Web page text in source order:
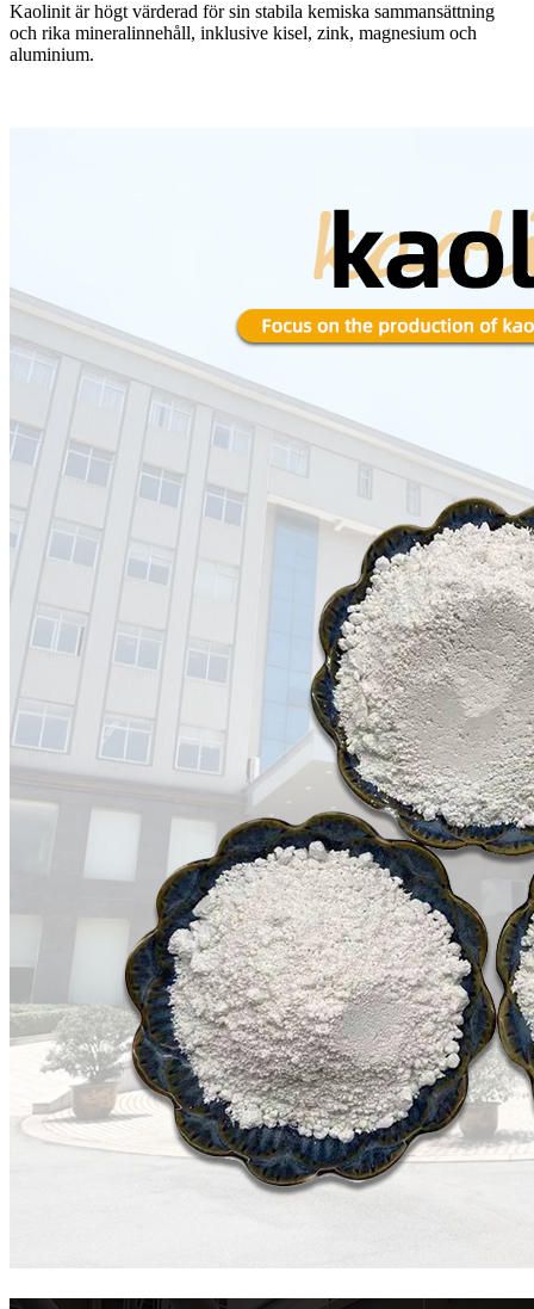
Kaolinit är högt värderad för sin stabila kemiska sammansättning
och rika mineralinnehåll, inklusive kisel, zink, magnesium och
aluminium.